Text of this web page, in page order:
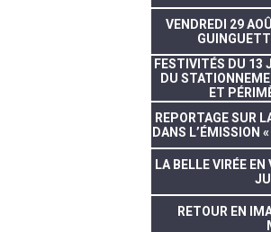
VENDREDI 29
FESTIVITÉS DU 13
DU
ET
REPORTAGE SUR
DANS L’ÉMISSION
LA BELLE VIRÉE
RETOUR EN